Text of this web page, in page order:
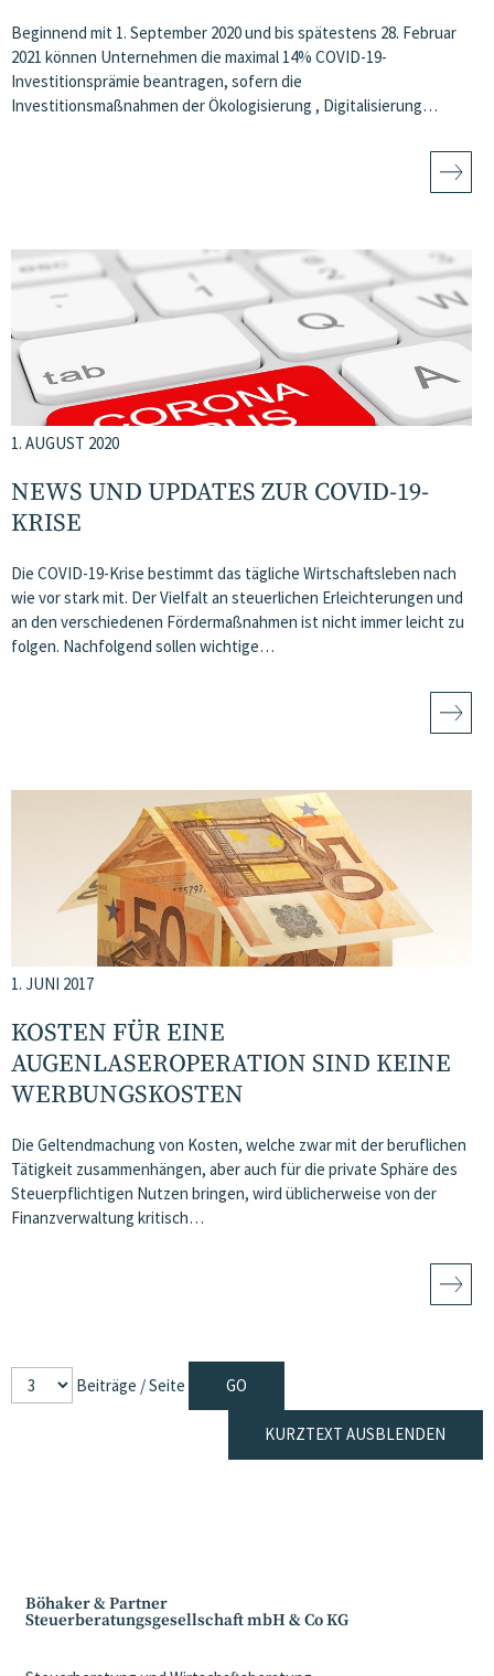
Beginnend mit 1. September 2020 und bis spätestens 28. Februar
2021 können Unternehmen die maximal 14% COVID-19-
Investitionsprämie beantragen, sofern die
Investitionsmaßnahmen der Ökologisierung , Digitalisierung…
1. AUGUST 2020
NEWS UND UPDATES ZUR COVID-19-
KRISE
Die COVID-19-Krise bestimmt das tägliche Wirtschaftsleben nach
wie vor stark mit. Der Vielfalt an steuerlichen Erleichterungen und
an den verschiedenen Fördermaßnahmen ist nicht immer leicht zu
folgen. Nachfolgend sollen wichtige…
1. JUNI 2017
KOSTEN FÜR EINE
AUGENLASEROPERATION SIND KEINE
WERBUNGSKOSTEN
Die Geltendmachung von Kosten, welche zwar mit der beruflichen
Tätigkeit zusammenhängen, aber auch für die private Sphäre des
Steuerpflichtigen Nutzen bringen, wird üblicherweise von der
Finanzverwaltung kritisch…
Beiträge / Seite
KURZTEXT AUSBLENDEN
Böhaker & Partner
Steuerberatungsgesellschaft mbH & Co KG